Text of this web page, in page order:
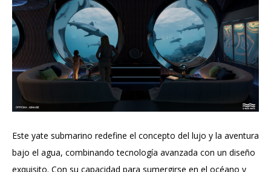
Este yate submarino redefine el concepto del lujo y la aventura
bajo el agua, combinando tecnología avanzada con un diseño
exquisito. Con su capacidad para sumergirse en el océano y